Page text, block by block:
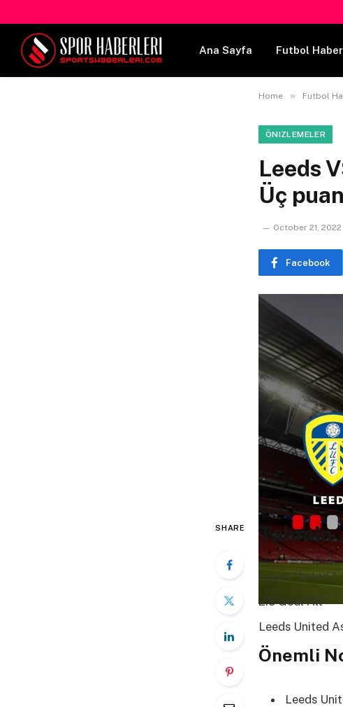
Ana Sayfa Futbol
Home » Futbol
ÖNIZLEMELER
Leeds
Üç
October 21, 2022
Facebook
SHARE Tahmin
Leeds United
2.5 Goal Alt
Leeds United
Önemli
Leeds